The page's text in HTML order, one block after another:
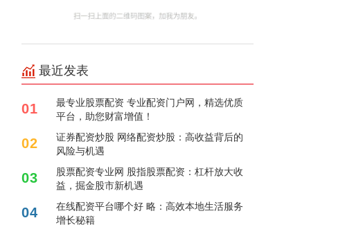
最近发表
01
最专业股票配资 专业配资门户网，精选优质
平台，助您财富增值！
02
证券配资炒股 网络配资炒股：高收益背后的
风险与机遇
03
股票配资专业网 股指股票配资：杠杆放大收
益，掘金股市新机遇
04
在线配资平台哪个好 略：高效本地生活服务
增长秘籍